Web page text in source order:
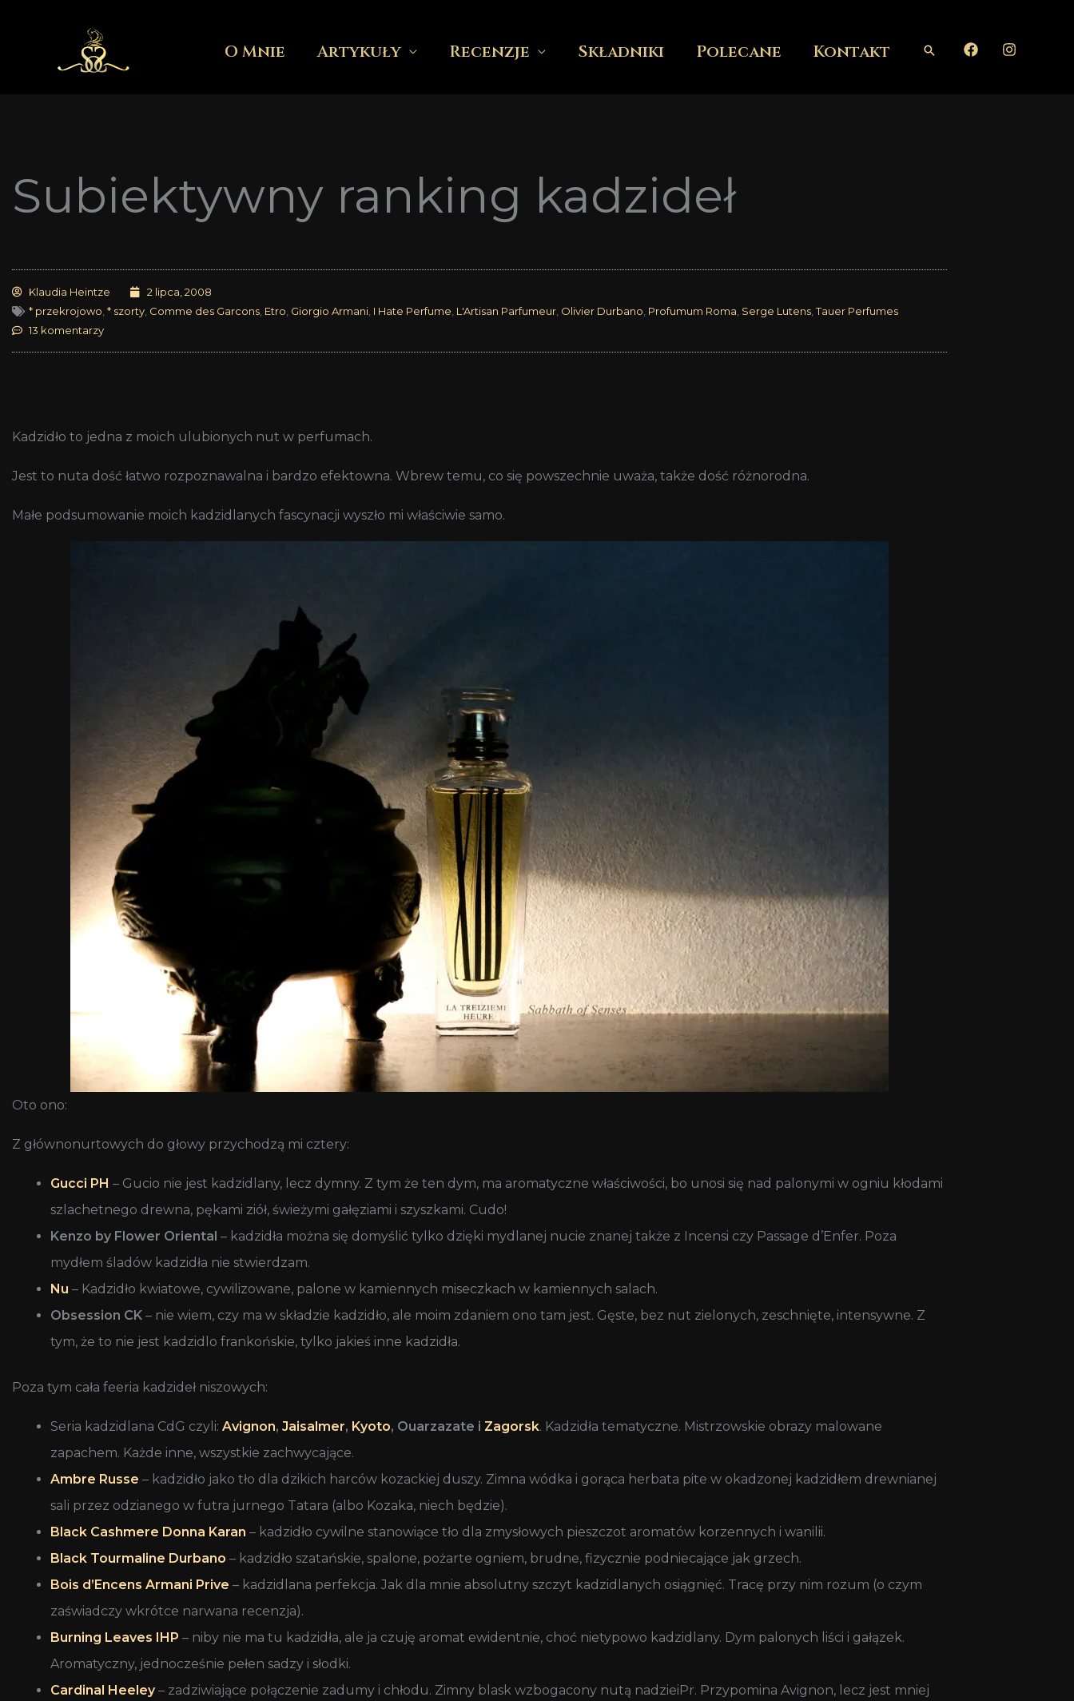
O Mnie Artykuły Recenzje Składniki Polecane Kontakt Szukaj
Subiektywny ranking kadzideł
Klaudia Heintze
2 lipca, 2008
* przekrojowo * szorty Comme des Garcons Etro Giorgio Armani I Hate Perfume L'Artisan Parfumeur Olivier Durbano Profumum Roma Serge Lutens ,Tauer Perfumes
13 komentarzy
Kadzidło to jedna z moich ulubionych nut w perfumach.
Jest to nuta dość łatwo rozpoznawalna i bardzo efektowna. Wbrew temu, co się powszechnie uważa, także dość różnorodna.
Małe podsumowanie moich kadzidlanych fascynacji wyszło mi właściwie samo.
Oto ono:
Z głównonurtowych do głowy przychodzą mi cztery:
Gucci PH – Gucio nie jest kadzidlany, lecz dymny. Z tym że ten dym, ma aromatyczne właściwości, bo unosi się nad palonymi w ogniu kłodami
szlachetnego drewna, pękami ziół, świeżymi gałęziami i szyszkami. Cudo!
Kenzo by Flower Oriental – kadzidła można się domyślić tylko dzięki mydlanej nucie znanej także z Incensi czy Passage d’Enfer. Poza
mydłem śladów kadzidła nie stwierdzam.
Nu – Kadzidło kwiatowe, cywilizowane, palone w kamiennych miseczkach w kamiennych salach.
Obsession CK – nie wiem, czy ma w składzie kadzidło, ale moim zdaniem ono tam jest. Gęste, bez nut zielonych, zeschnięte, intensywne. Z
tym, że to nie jest kadzidlo frankońskie, tylko jakieś inne kadzidła.
Poza tym cała feeria kadzideł niszowych:
Seria kadzidlana CdG czyli: Avignon, Jaisalmer, Kyoto, Ouarzazate i Zagorsk. Kadzidła tematyczne. Mistrzowskie obrazy malowane
zapachem. Każde inne, wszystkie zachwycające.
Ambre Russe – kadzidło jako tło dla dzikich harców kozackiej duszy. Zimna wódka i gorąca herbata pite w okadzonej kadzidłem drewnianej
sali przez odzianego w futra jurnego Tatara (albo Kozaka, niech będzie).
Black Cashmere Donna Karan – kadzidło cywilne stanowiące tło dla zmysłowych pieszczot aromatów korzennych i wanilii.
Black Tourmaline Durbano – kadzidło szatańskie, spalone, pożarte ogniem, brudne, fizycznie podniecające jak grzech.
Bois d’Encens Armani Prive – kadzidlana perfekcja. Jak dla mnie absolutny szczyt kadzidlanych osiągnięć. Tracę przy nim rozum (o czym
zaświadczy wkrótce narwana recenzja).
Burning Leaves IHP – niby nie ma tu kadzidła, ale ja czuję aromat ewidentnie, choć nietypowo kadzidlany. Dym palonych liści i gałązek.
Aromatyczny, jednocześnie pełen sadzy i słodki.
Cardinal Heeley– zadziwiające połączenie zadumy i chłodu. Zimny blask wzbogacony nutą nadzieiPr. Przypomina Avignon, lecz jest mniej